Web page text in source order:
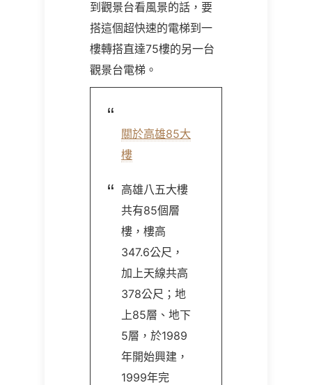
到觀景台看風景的話，要
搭這個超快速的電梯到一
樓轉搭直達75樓的另一台
觀景台電梯。
關於高雄85大
樓
高雄八五大樓
共有85個層
樓，樓高
347.6公尺，
加上天線共高
378公尺；地
上85層、地下
5層，於1989
年開始興建，
1999年完